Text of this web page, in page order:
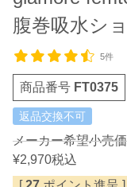
腹巻吸水シ
5件
商品番号 FT0375
返品交換不可
メーカー希望小売
¥2,970税込